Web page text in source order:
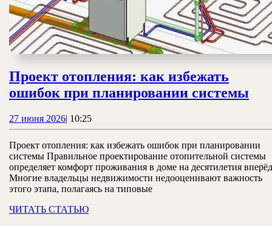
Проект отопления: как избежать
ошибок при планировании системы
27 июня 202627
июня
| 10:25
Проект отопления: как избежать ошибок при планировании
системы Правильное проектирование отопительной системы
определяет комфорт проживания в доме на десятилетия
Многие владельцы недвижимости недооценивают важность
этого этапа, полагаясь на типовые
ЧИТАТЬ СТАТЬЮЧИТАТЬ